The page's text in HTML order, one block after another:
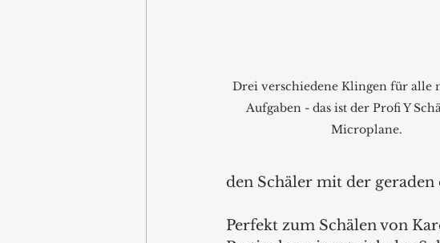
Drei verschiedene Klingen für alle
Aufgaben - das ist der Profi Y
Microplane.
den Schäler mit der
Perfekt zum Schälen von